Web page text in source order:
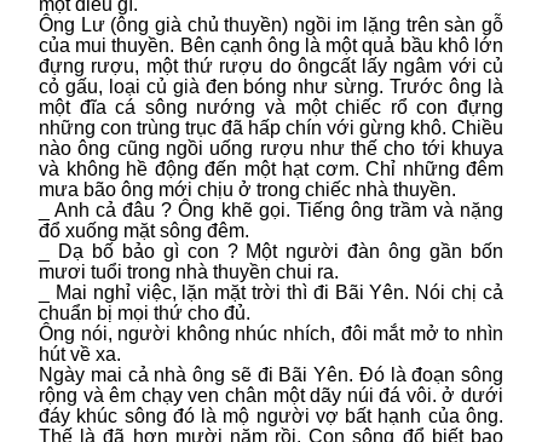
Ông Lư (ông già chủ thuyền) ngồi im lặng trên sàn gỗ
của mui thuyền. Bên cạnh ông là một quả bầu khô lớn
đựng rượu, một thứ rượu do ôngcất lấy ngâm với củ
cỏ gấu, loại củ già đen bóng như sừng. Trước ông là
một đĩa cá sông nướng và một chiếc rổ con đựng
những con trùng trục đã hấp chín với gừng khô. Chiều
nào ông cũng ngồi uống rượu như thế cho tới khuya
và không hề động đến một hạt cơm. Chỉ những đêm
mưa bão ông mới chịu ở trong chiếc nhà thuyền.
_ Anh cả đâu ? Ông khẽ gọi. Tiếng ông trầm và nặng
đổ xuống mặt sông đêm.
_ Dạ bố bảo gì con ? Một người đàn ông gần bốn
mươi tuổi trong nhà thuyền chui ra.
_ Mai nghỉ việc, lặn mặt trời thì đi Bãi Yên. Nói chị cả
chuẩn bị mọi thứ cho đủ.
Ông nói, người không nhúc nhích, đôi mắt mở to nhìn
hút về xa.
Ngày mai cả nhà ông sẽ đi Bãi Yên. Đó là đoạn sông
rộng và êm chạy ven chân một dãy núi đá vôi. ở dưới
đáy khúc sông đó là mộ người vợ bất hạnh của ông.
Thế là đã hơn mười năm rồi. Con sông đổ biết bao